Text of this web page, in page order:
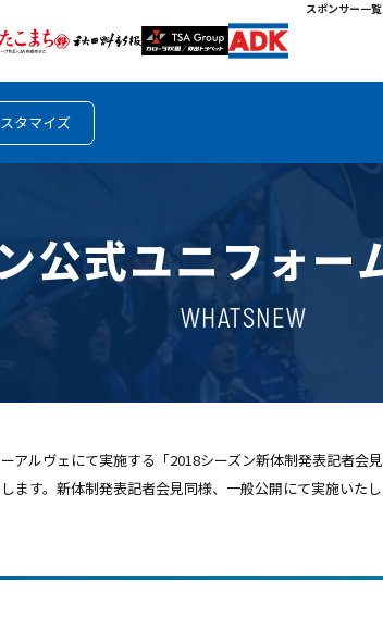
スポンサー一覧
タマイズ
式ユニフォー
WHATSNEW
アルヴェにて実施する「2018シーズン新体制発表記者会
ます。新体制発表記者会見同様、一般公開にて実施いたし